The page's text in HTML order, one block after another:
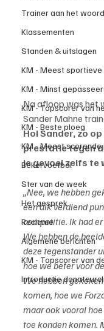
Trainer aan het woord
Klassementen
Standen & uitslagen
KM - Meest sportieve
KM - Minst
KM - Topscorer van
KM - Beste ploeg
KM - Meest scorende
Bekervoetbal
Ster van de week
Het gesprek
Reclame
Algemene berichten
KM - Topscorer van
Introductie
Na afloop was het
Sander Mahne
Hoi Sander, zo
prestatie tegen
je gevoel zelfs te
„Nee, we hebben
een dik verdiend
competitie. Ik had
We hebben de
deze tegenstander
hoe we beter voor
We hebben
komen, hoe we
maar ook vooral
toe konden komen.